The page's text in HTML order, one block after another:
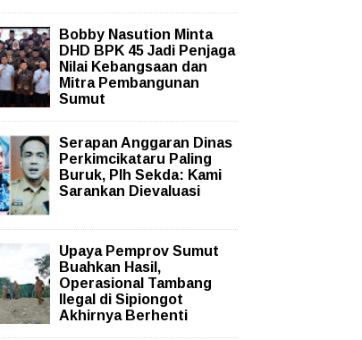
Bobby Nasution Minta
DHD BPK 45 Jadi Penjaga
Nilai Kebangsaan dan
Mitra Pembangunan
Sumut
Serapan Anggaran Dinas
Perkimcikataru Paling
Buruk, Plh Sekda: Kami
Sarankan Dievaluasi
Upaya Pemprov Sumut
Buahkan Hasil,
Operasional Tambang
Ilegal di Sipiongot
Akhirnya Berhenti